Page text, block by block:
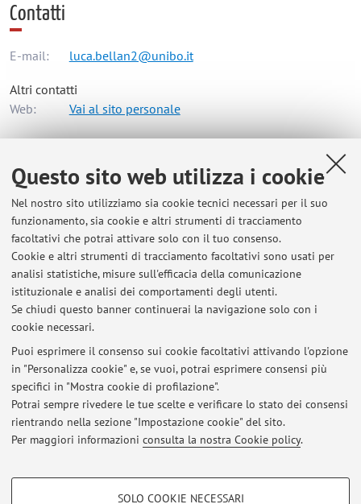
Questo sito web utilizza i cookie
Nel nostro sito utilizziamo sia cookie tecnici necessari per il suo
funzionamento, sia cookie e altri strumenti di tracciamento
facoltativi che potrai attivare solo con il tuo consenso.
Cookie e altri strumenti di tracciamento facoltativi sono usati per
analisi statistiche, misure sull'efficacia della comunicazione
istituzionale e analisi dei comportamenti degli utenti.
Se chiudi questo banner continuerai la navigazione solo con i
cookie necessari.
Puoi esprimere il consenso sui cookie facoltativi attivando l'opzione
in "Personalizza cookie" e, se vuoi, potrai esprimere consensi più
specifici in "Mostra cookie di profilazione".
Potrai sempre rivedere le tue scelte e verificare lo stato dei consensi
rientrando nella sezione "Impostazione cookie" del sito.
Per maggiori informazioni consulta la nostra Cookie policy.
COOKIE DI PROFILAZIONE - FACOLTATIVI
SOLO COOKIE NECESSARI
Contatti
E-mail: luca.bellan2@unibo.it
Altri contatti
Web:
Vai al sito personale
Dipartimento di Sociologia e Diritto dell'Economia
Strada Maggiore 45, Bologna -
Orario di ricevimento
Send me an email to: luca.bellan2@unibo.it. I will reply as
soon as possible.
Ultimi avvisi
Al momento non sono presenti avvisi.